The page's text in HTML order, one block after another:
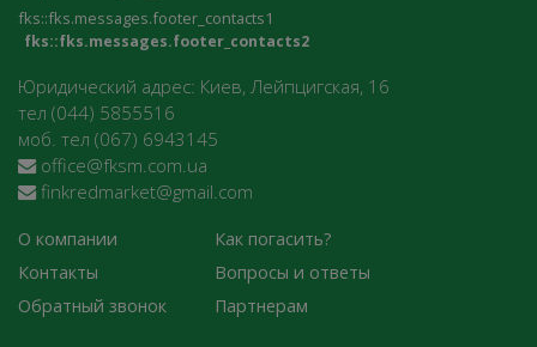
fks::fks.messages.footer_contacts1
fks::fks.messages.footer_contacts2
Юридический адрес: Киев, Лейпцигская, 16
тел (044) 5855516
моб. тел (067) 6943145
office@fksm.com.ua
finkredmarket@gmail.com
О компании
Контакты
Обратный звонок
Как погасить?
Вопросы и ответы
Партнерам